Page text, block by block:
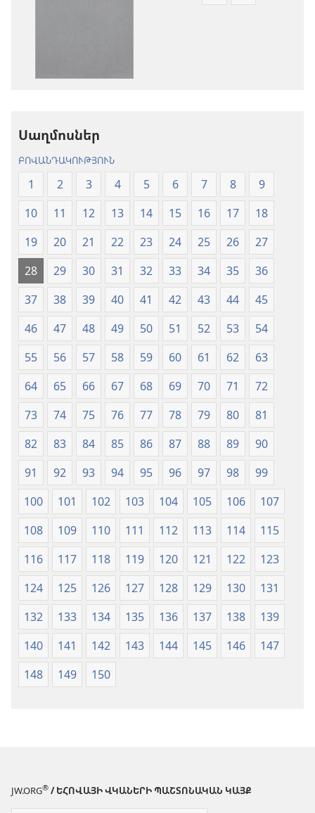
Սաղմոսներ
ԲՈՎԱՆԴԱԿՈՒԹՅՈՒՆ
1 2 3 4 5 6 7 8
9
10
11 12 13 14 15 16 17
18
19
20 21 22 23 24 25 26
27
28
29 30 31 32 33 34 35
36
37
38 39 40 41 42 43 44
45
46
47 48 49 50 51 52 53
54
55
56 57 58 59 60 61 62
63
64
65 66 67 68 69 70 71
72
73
74 75 76 77 78 79 80
81
82
83 84 85 86 87 88 89
90
91
92 93 94 95 96 97 98
99
100
101 102 103 104 105 106
107
108
109 110 111 112 113 114
115
116
117 118 119 120 121 122
123
124
125 126 127 128 129 130
131
132
133 134 135 136 137 138
139
140
141 142 143 144 145 146
147
148
149 150
JW.ORG® / ԵՀՈՎԱՅԻ ՎԿԱՆԵՐԻ ՊԱՇՏՈՆԱԿԱՆ ԿԱՅՔ